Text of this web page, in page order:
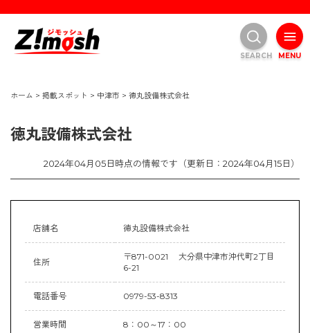
ホーム > 掲載スポット > 中津市 > 徳丸設備株式会社
徳丸設備株式会社
2024年04月05日時点の情報です（更新日：2024年04月15日）
店舗名 徳丸設備株式会社
住所
〒871-0021 大分県中津市沖代町2丁目
6-21
電話番号 0979-53-8313
営業時間 8：00～17：00
MENU
SEARCH